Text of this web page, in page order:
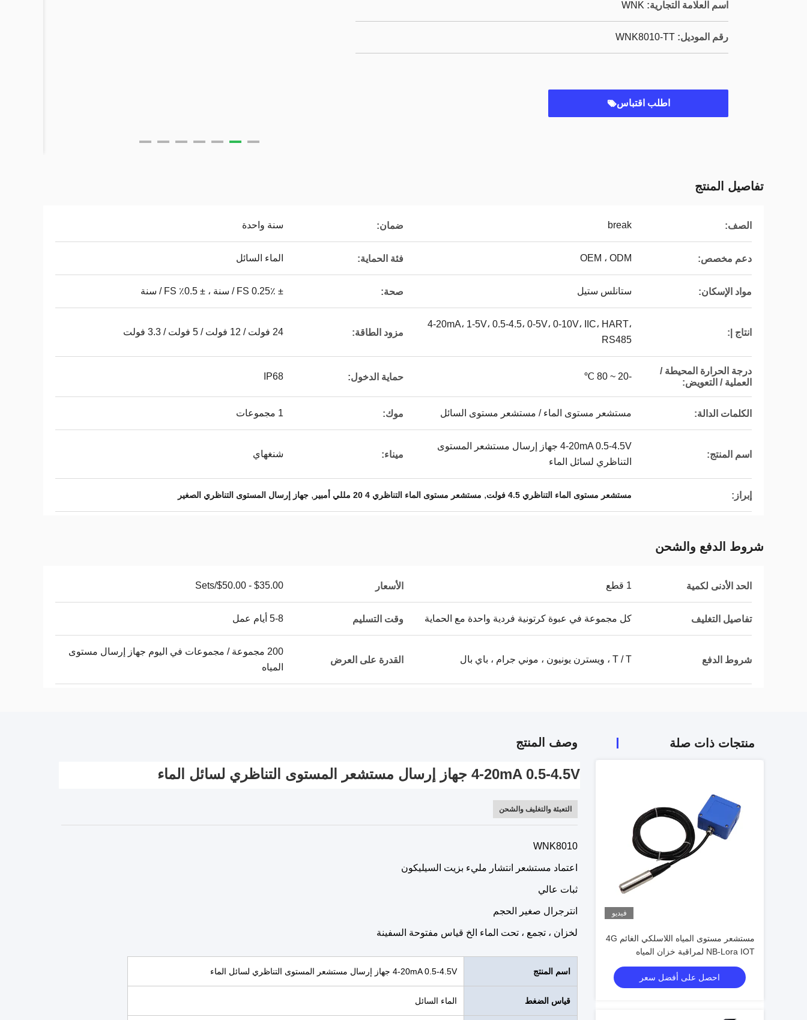
اسم العلامة التجارية: WNK
رقم الموديل: WNK8010-TT
اطلب اقتباس
تفاصيل المنتج
الصف: break ضمان: سنة واحدة
دعم مخصص: OEM ، ODM فئة الحماية: الماء السائل
مواد الإسكان: ستانلس ستيل صحة: ± 0.25٪ FS / سنة ، ± 0.5٪ FS / سنة
انتاج |:
4-20mA، 1-5V، 0.5-4.5، 0-5V، 0-10V، IIC، HART،
RS485
مزود الطاقة: 24 فولت / 12 فولت / 5 فولت / 3.3 فولت
درجة الحرارة المحيطة /
العملية / التعويض:
-20 ~ 80 ℃ حماية الدخول: IP68
الكلمات الدالة: مستشعر مستوى الماء / مستشعر مستوى السائل موك: 1 مجموعات
اسم المنتج:
4-20mA 0.5-4.5V جهاز إرسال مستشعر المستوى
التناظري لسائل الماء
ميناء: شنغهاي
إبراز: مستشعر مستوى الماء التناظري 4.5 فولت , مستشعر مستوى الماء التناظري 4 20 مللي أمبير , جهاز إرسال المستوى التناظري الصغير
شروط الدفع والشحن
الحد الأدنى لكمية 1 قطع الأسعار $35.00 - $50.00/Sets
تفاصيل التغليف كل مجموعة في عبوة كرتونية فردية واحدة مع الحماية وقت التسليم 5-8 أيام عمل
شروط الدفع T / T ، ويسترن يونيون ، موني جرام ، باي بال القدرة على العرض
200 مجموعة / مجموعات في اليوم جهاز إرسال مستوى
المياه
منتجات ذات صلة
فيديو
مستشعر مستوى المياه اللاسلكي الغائم 4G
NB-Lora IOT لمراقبة خزان المياه
احصل على أفضل سعر
وصف المنتج
4-20mA 0.5-4.5V جهاز إرسال مستشعر المستوى التناظري لسائل الماء
التعبئة والتغليف والشحن
WNK8010
اعتماد مستشعر انتشار مليء بزيت السيليكون
ثبات عالي
انترجرال صغير الحجم
لخزان ، تجمع ، تحت الماء الخ قياس مفتوحة السفينة
اسم المنتج 4-20mA 0.5-4.5V جهاز إرسال مستشعر المستوى التناظري لسائل الماء
قياس الضغط الماء السائل